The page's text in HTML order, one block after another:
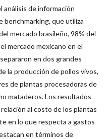
de información
benchmarking, que utiliza
mercado brasileño, 98% del
mercado mexicano en el
en dos grandes
la producción de pollos vivos,
de plantas procesadoras de
mataderos. Los resultados
al costo de los plantas
en lo que respecta a gastos
en términos de